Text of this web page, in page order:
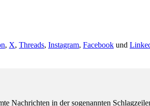
, X, Threads, Instagram, Facebook und
Nachrichten in der sogenannten